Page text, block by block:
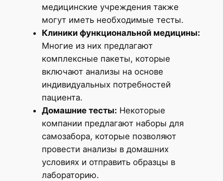
медицинские учреждения также
могут иметь необходимые тесты.
Клиники функциональной медицины:
Многие из них предлагают
комплексные пакеты, которые
включают анализы на основе
индивидуальных потребностей
пациента.
Домашние тесты: Некоторые
компании предлагают наборы для
самозабора, которые позволяют
провести анализы в домашних
условиях и отправить образцы в
лабораторию.